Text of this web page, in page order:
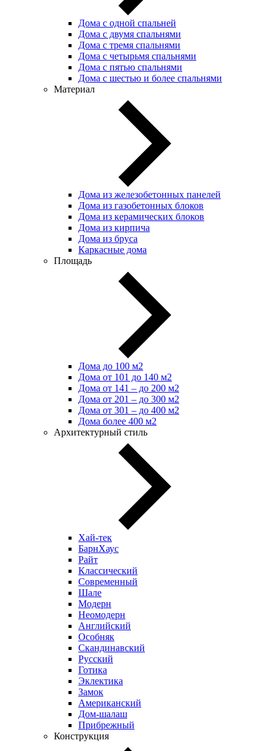
Дома с одной спальней
Дома с двумя спальнями
Дома с тремя спальнями
Дома с четырьмя спальнями
Дома с пятью спальнями
Дома с шестью и более спальнями
Материал
Дома из железобетонных панелей
Дома из газобетонных блоков
Дома из керамических блоков
Дома из кирпича
Дома из бруса
Каркасные дома
Площадь
Дома до 100 м2
Дома от 101 до 140 м2
Дома от 141 – до 200 м2
Дома от 201 – до 300 м2
Дома от 301 – до 400 м2
Дома более 400 м2
Архитектурный стиль
Хай-тек
БарнХаус
Райт
Классический
Современный
Шале
Модерн
Неомодерн
Английский
Особняк
Скандинавский
Русский
Готика
Эклектика
Замок
Американский
Дом-шалаш
Прибрежный
Конструкция